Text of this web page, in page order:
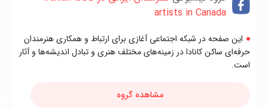
artists in Canada
این صفحه در شبکه اجتماعی آغازی برای ارتباط و همکاری هنرمندان
حرفه‌ای ساکن کانادا در زمینه‌های مختلف هنری و تبادل اندیشه‌ها و آثار
است.
مشاهده گروه